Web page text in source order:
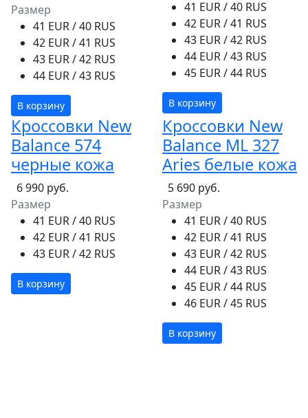
Размер
41 EUR / 40 RUS
42 EUR / 41 RUS
43 EUR / 42 RUS
44 EUR / 43 RUS
В корзину
41 EUR / 40 RUS
42 EUR / 41 RUS
43 EUR / 42 RUS
44 EUR / 43 RUS
45 EUR / 44 RUS
В корзину
Кроссовки New
Balance 574
черные кожа
6 990 руб.
Размер
41 EUR / 40 RUS
42 EUR / 41 RUS
43 EUR / 42 RUS
В корзину
Кроссовки New
Balance ML 327
Aries белые кожа
5 690 руб.
Размер
41 EUR / 40 RUS
42 EUR / 41 RUS
43 EUR / 42 RUS
44 EUR / 43 RUS
45 EUR / 44 RUS
46 EUR / 45 RUS
В корзину